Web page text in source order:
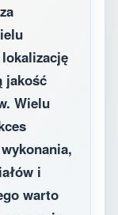
jakość
Wielu
i
warto